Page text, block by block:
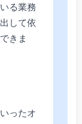
る業務
して依
きま
ったオ